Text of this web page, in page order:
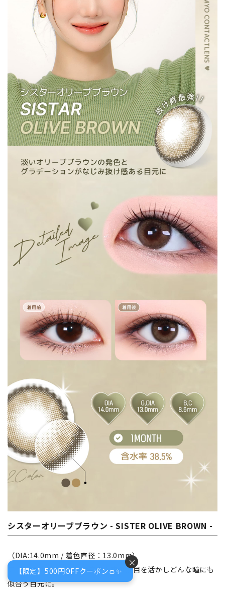
シスターオリーブブラウン - SISTER OLIVE BROWN -
（DIA:14.0mm / 着色直径：13.0mm）
アッシュブラウンの透け感が本来の黒目を活かしどんな瞳にも
似合う目元に。
【限定】500円OFFクーポン👛✨
×